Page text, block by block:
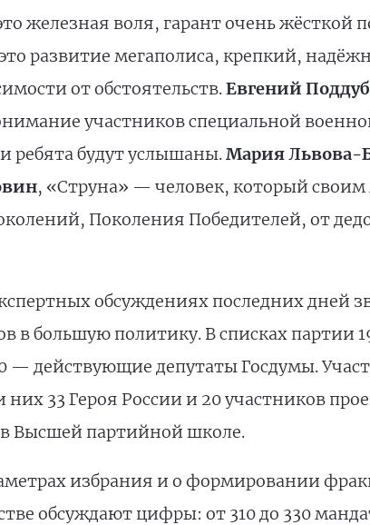
железная воля, гарант очень жёсткой
развитие мегаполиса, крепкий,
от обстоятельств.Евгений
участников специальной
ребята будут услышаны.Мария Львова-
, «Струна» — человек, который
Поколения Победителей, от
обсуждениях последних дней
в большую политику. В списках
— действующие депутаты Госдумы.
33 Героя России и 20 участников
Высшей партийной школе.
избрания и о формировании
обсуждают цифры: от 310 до 330